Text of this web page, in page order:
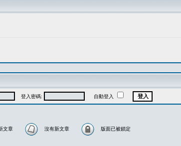
登入密碼: 自動登入
文章 沒有新文章 版面已被鎖定